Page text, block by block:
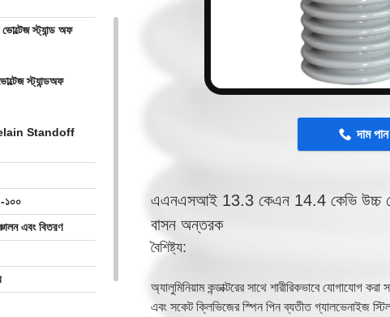
ভোল্টেজ স্ট্যান্ড অফ
স্ট্যান্ডঅফ
Standoff
-১০০
এবং বিতরণ
দাম পান
এএনএসআই 13.3 কেএন 14.4 কেভি উচ্চ
বাসন অন্তরক
বৈশিষ্ট্য:
অ্যালুমিনিয়াম কন্ডাক্টরের সাথে শারীরিকভাবে যোগাযোগ
এবং সকেট ক্লিভিজের স্পিন পিন ব্যতীত গ্যালভেনাইজ